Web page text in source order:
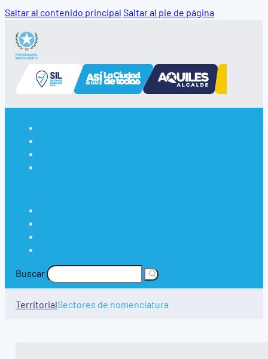
Saltar al contenido principal Saltar al pie de página
Buscar
TerritorialSectores de nomenclatura